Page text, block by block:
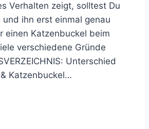
Verhalten zeigt, solltest Du
und ihn erst einmal genau
einen Katzenbuckel beim
verschiedene Gründe
Unterschied
Katzenbuckel…